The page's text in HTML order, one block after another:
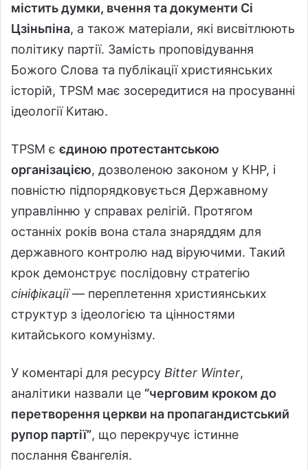
містить думки, вчення та документи Сі
Цзіньпіна, а також матеріали, які висвітлюють
політику партії. Замість проповідування
Божого Слова та публікації християнських
історій, TPSM має зосередитися на просуванні
ідеології Китаю.
TPSM є єдиною протестантською
організацією, дозволеною законом у КНР, і
повністю підпорядковується Державному
управлінню у справах релігій. Протягом
останніх років вона стала знаряддям для
державного контролю над віруючими. Такий
крок демонструє послідовну стратегію
сініфікації— переплетення християнських
структур з ідеологією та цінностями
китайського комунізму.
У коментарі для ресурсу Bitter Winter,
аналітики назвали це “черговим кроком до
перетворення церкви на пропагандистський
рупор партії”, що перекручує істинне
послання Євангелія.